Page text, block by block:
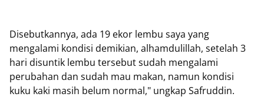
Disebutkannya, ada 19 ekor lembu saya yang
mengalami kondisi demikian, alhamdulillah, setelah 3
hari disuntik lembu tersebut sudah mengalami
perubahan dan sudah mau makan, namun kondisi
kuku kaki masih belum normal," ungkap Safruddin.